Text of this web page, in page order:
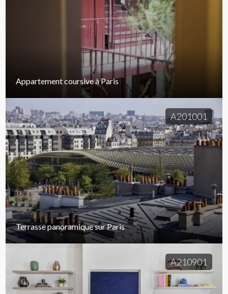
Appartement coursive à Paris
A201001
Terrasse panoramique sur Paris
A210901